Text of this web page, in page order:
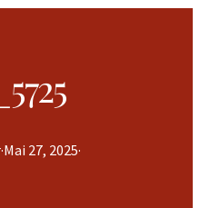
·Mai 27, 2025·